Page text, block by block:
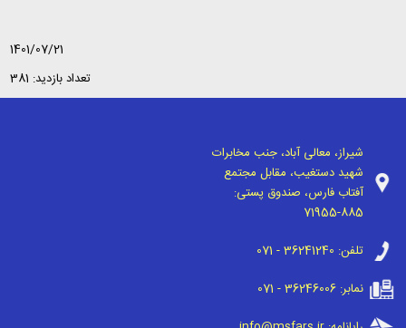
1401/07/21
تعداد بازدید: 381
شیراز، معالی آباد، جنب مخابرات
شهید دستغیب، مقابل مجتمع
آفتاب فارس، صندوق پستی:
71955-885
تلفن: 071 - 36241240
نمابر:071 - 36246006